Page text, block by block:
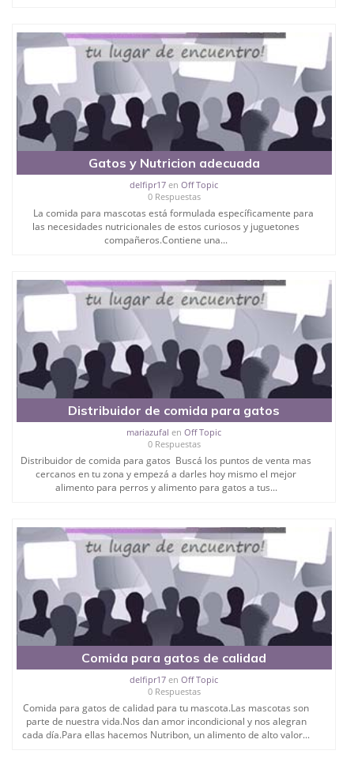
Gatos y Nutricion adecuada
delfipr17 enOff Topic
0 Respuestas
La comida para mascotas está formulada específicamente para
las necesidades nutricionales de estos curiosos y juguetones
compañeros.Contiene una...
Distribuidor de comida para gatos
mariazufal enOff Topic
0 Respuestas
Distribuidor de comida para gatos Buscá los puntos de venta mas
cercanos en tu zona y empezá a darles hoy mismo el mejor
alimento para perros y alimento para gatos a tus...
Comida para gatos de calidad
delfipr17 enOff Topic
0 Respuestas
Comida para gatos de calidad para tu mascota.Las mascotas son
parte de nuestra vida.Nos dan amor incondicional y nos alegran
cada día.Para ellas hacemos Nutribon, un alimento de alto valor...